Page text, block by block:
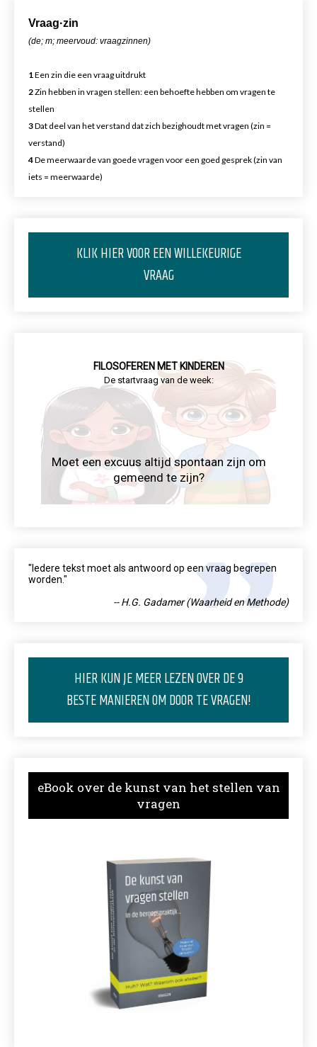
Vraag·zin
(de; m; meervoud: vraagzinnen)
1Een zin die een vraag uitdrukt
2Zin hebben in vragen stellen: een behoefte hebben om vragen te
stellen
3Dat deel van het verstand dat zich bezighoudt met vragen (zin =
verstand)
4De meerwaarde van goede vragen voor een goed gesprek (zin van
iets = meerwaarde)
KLIK HIER VOOR EEN WILLEKEURIGE
VRAAG
FILOSOFEREN MET KINDEREN
De startvraag van de week:
Moet een excuus altijd spontaan zijn om
gemeend te zijn?
"Iedere tekst moet als antwoord op een vraag begrepen
worden."
-- H.G. Gadamer (Waarheid en Methode)
HIER KUN JE MEER LEZEN OVER DE 9
BESTE MANIEREN OM DOOR TE VRAGEN!
eBook over de kunst van het stellen van
vragen